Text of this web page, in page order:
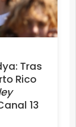
Tras
Rico
13